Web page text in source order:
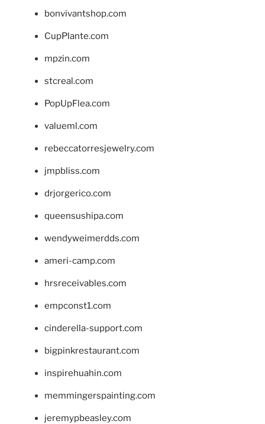
bonvivantshop.com
CupPlante.com
mpzin.com
stcreal.com
PopUpFlea.com
valueml.com
rebeccatorresjewelry.com
jmpbliss.com
drjorgerico.com
queensushipa.com
wendyweimerdds.com
ameri-camp.com
hrsreceivables.com
empconst1.com
cinderella-support.com
bigpinkrestaurant.com
inspirehuahin.com
memmingerspainting.com
jeremypbeasley.com